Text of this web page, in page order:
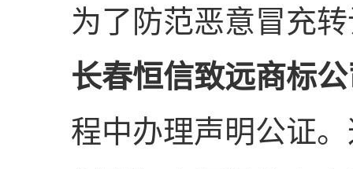
为了防范恶意冒充
长春恒信致远商标
程中办理声明公证